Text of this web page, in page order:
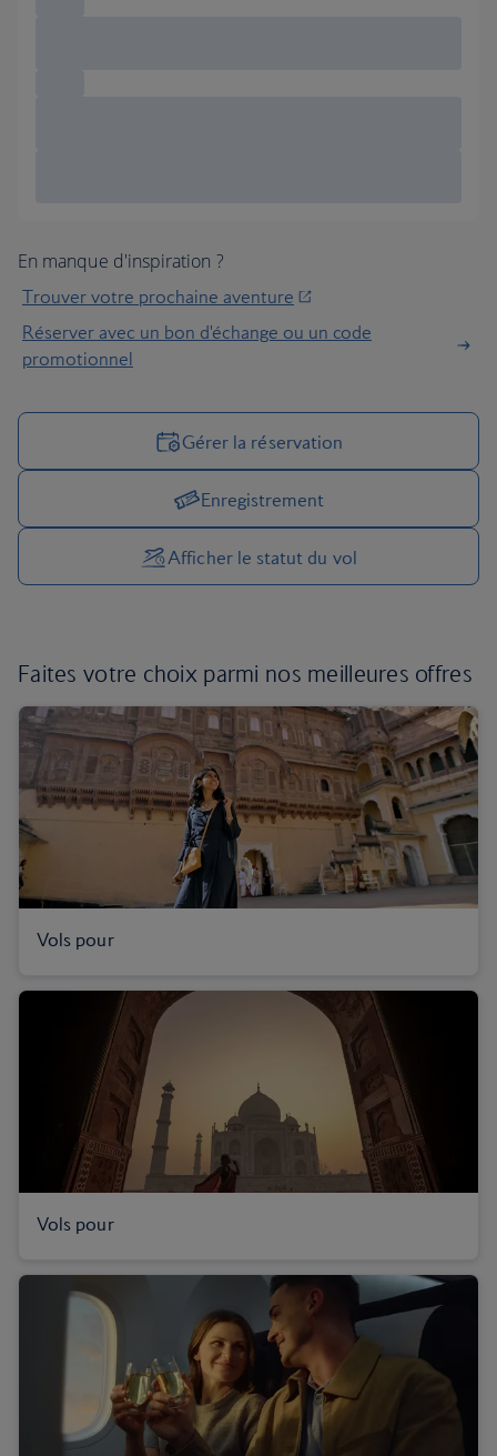
En manque d'inspiration ?
Trouver votre prochaine aventure
Réserver avec un bon d'échange ou un code
promotionnel
Gérer vos options de voyage
Gérer la réservation
Enregistrement
Afficher le statut du vol
Faites votre choix parmi nos meilleures offres
Vols pour
Vols pour